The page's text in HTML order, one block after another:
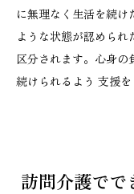
に無理なく生活を続
ような状態が認めら
区分されます。心身の
続けられるよう 支援を
訪問介護でで